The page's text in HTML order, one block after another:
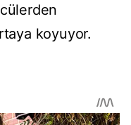
koyuyor.